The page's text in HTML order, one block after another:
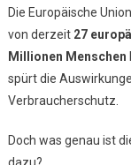
Die Europäische
von derzeit 27
Millionen Menschen
spürt die
Verbraucherschutz.
Doch was genau ist